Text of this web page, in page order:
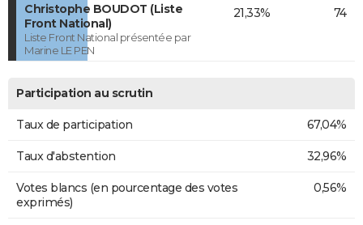
Christophe BOUDOT (Liste
Front National)
Liste Front National présentée par
Marine LE PEN
21,33% 74
Participation au scrutin
Taux de participation 67,04%
Taux d'abstention 32,96%
Votes blancs (en pourcentage des votes
exprimés)
0,56%